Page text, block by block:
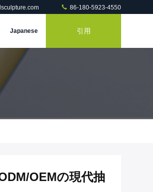
86-180-5923-4550
Japanese 引用
OEMの現代抽